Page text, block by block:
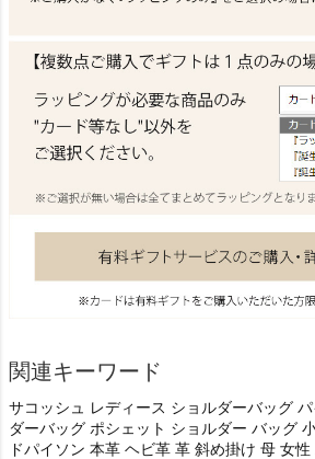
関連キーワード
サコッシュ レディース ショルダーバッグ
ダーバッグ ポシェット ショルダー バッグ
ドパイソン 本革 ヘビ革 革 斜め掛け 母 女